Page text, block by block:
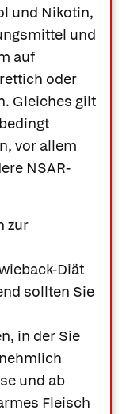
und Nikotin,
und
auf
oder
Gleiches gilt
vor allem
NSAR-
zur
Diät
sollten Sie
in der Sie
und ab
Fleisch